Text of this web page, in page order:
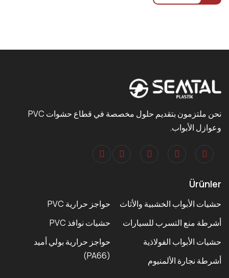
نحن ملتزمون بتقديم حلول مخصصة في قطاع حشوات PVC
وعوازل الأبواب.
Ürünler
حشيات الأبواب الخشبية والأثاث
أشرطة منع التسرب للسيارات
حشيات الأبواب الفولاذية
أشرطة نجارة الألمنيوم
حواجز حرارية PVC
حشيات نوافذ PVC
حواجز حرارية بولي أميد
(PA66)